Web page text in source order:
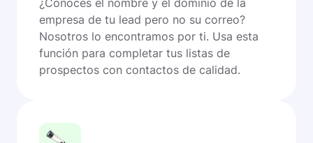
¿Conoces el nombre y el dominio de la
empresa de tu lead pero no su correo?
Nosotros lo encontramos por ti. Usa esta
función para completar tus listas de
prospectos con contactos de calidad.